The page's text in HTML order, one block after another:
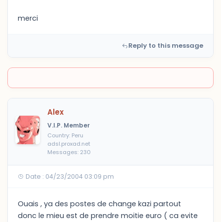
merci
Reply to this message
Alex
V.I.P. Member
Country: Peru
adsl.proxad.net
Messages: 230
Date : 04/23/2004 03:09 pm
Ouais , ya des postes de change kazi partout
donc le mieu est de prendre moitie euro ( ca evite